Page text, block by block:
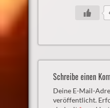
Schreibe einen
Deine E-Mail-
veröffentlicht.